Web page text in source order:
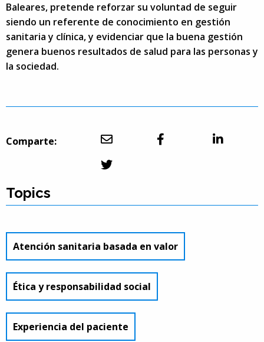
Baleares, pretende reforzar su voluntad de seguir
siendo un referente de conocimiento en gestión
sanitaria y clínica, y evidenciar que la buena gestión
genera buenos resultados de salud para las personas y
la sociedad.
Comparte:
Topics
Atención sanitaria basada en valor
Ética y responsabilidad social
Experiencia del paciente